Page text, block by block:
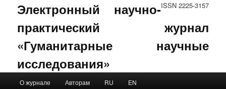
ISSN 2225-3157
Электронный научно-
практический журнал
«Гуманитарные научные
исследования»
Skip to primary content
Skip to secondary content
О журнале Авторам RU EN